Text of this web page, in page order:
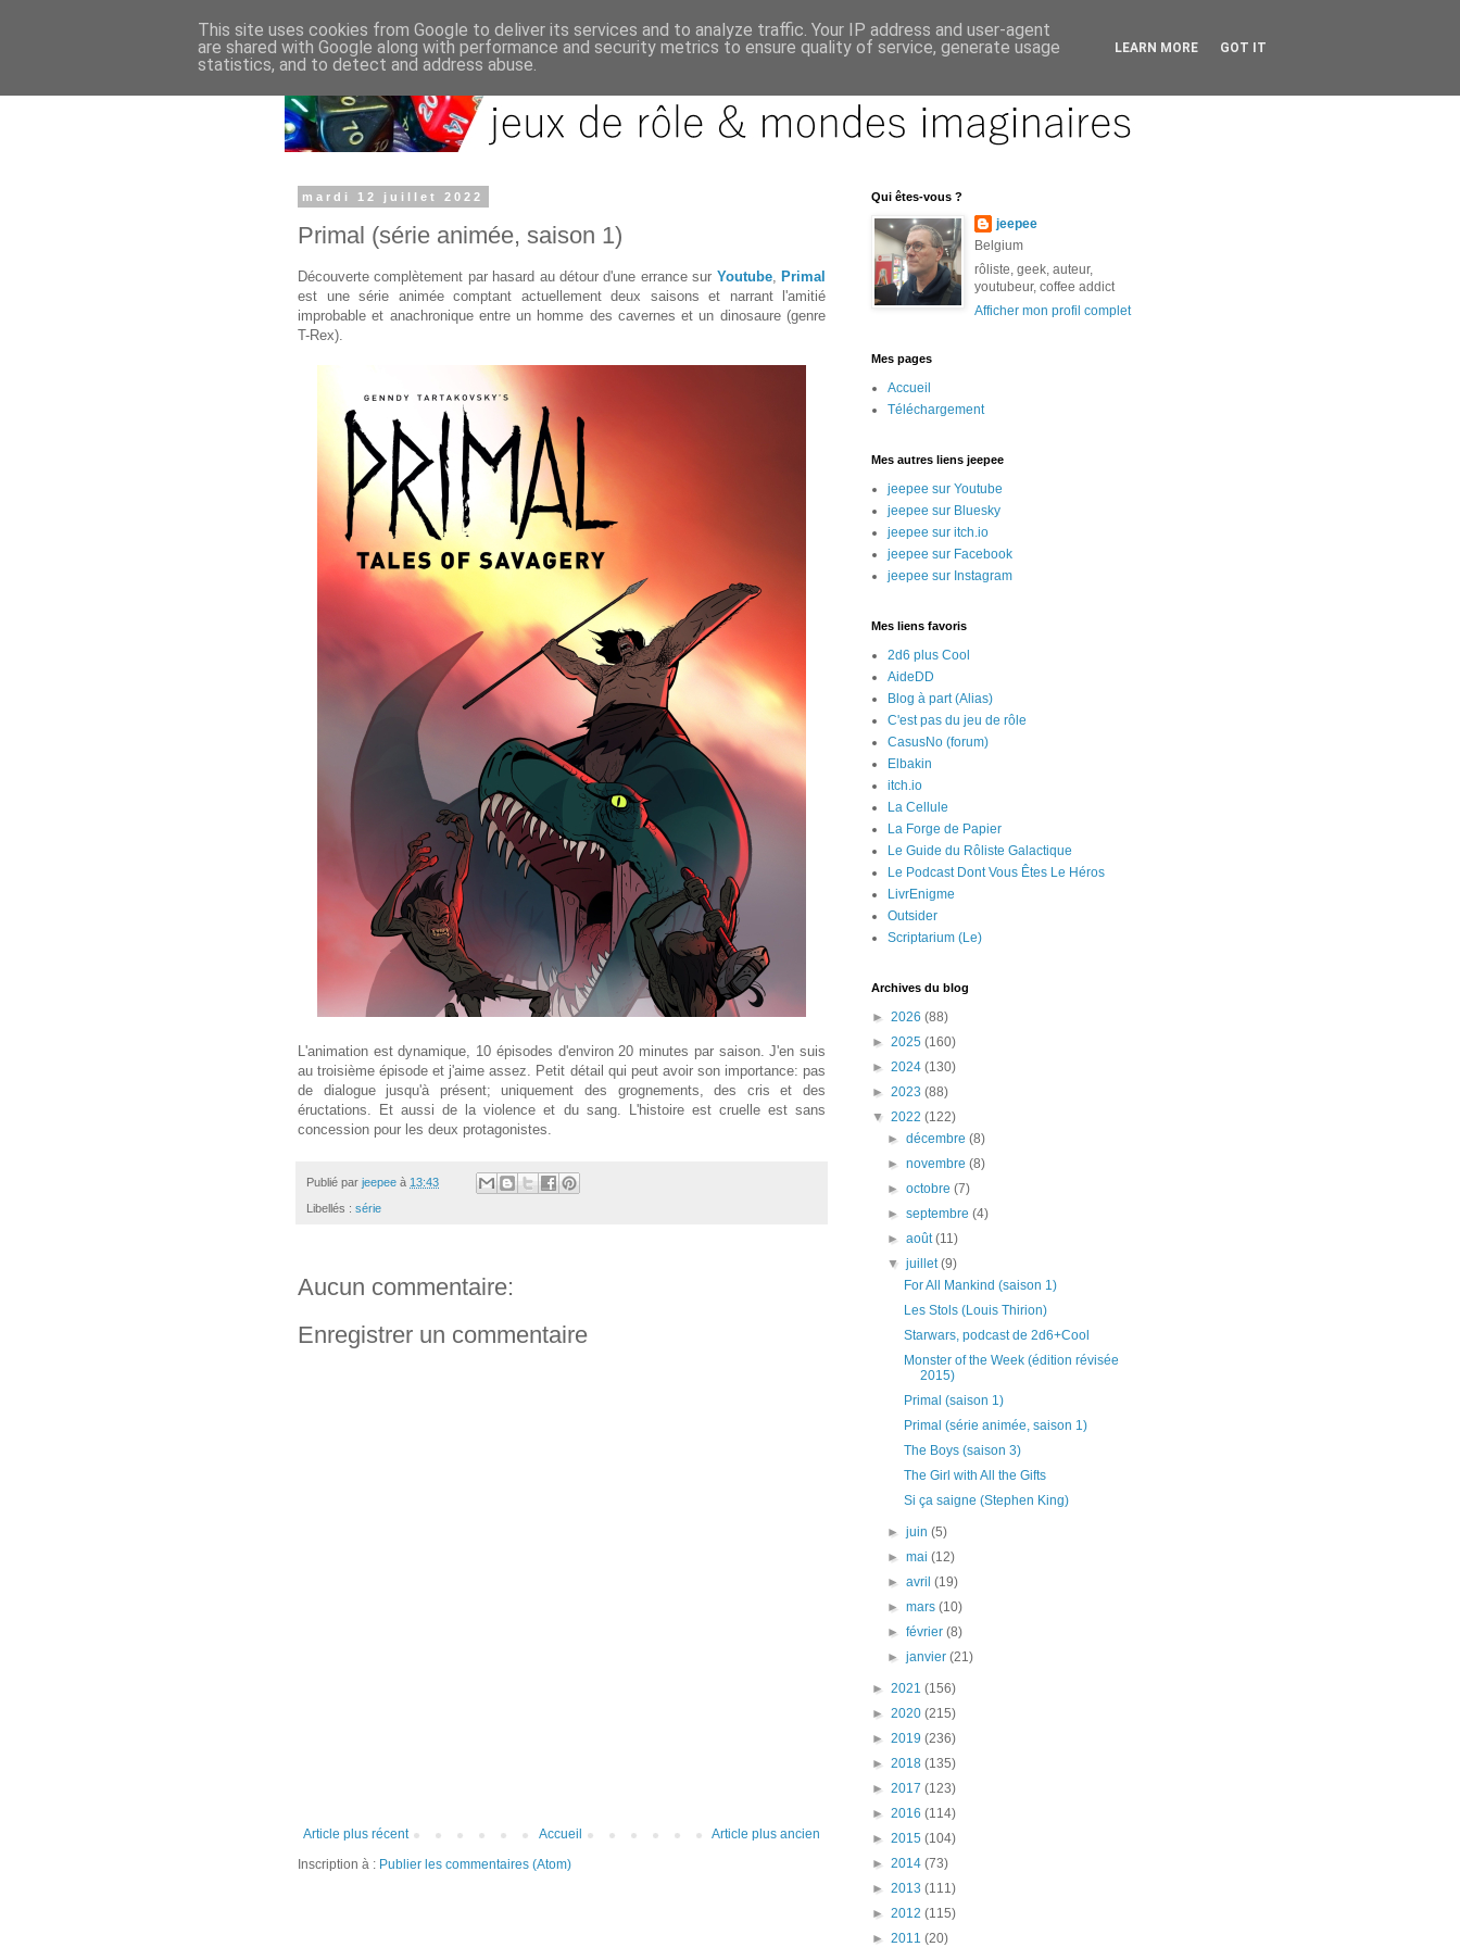
mardi 12 juillet 2022
Primal (série animée, saison 1)
Découverte complètement par hasard au détour d'une errance sur Youtube,Primal
est une série animée comptant actuellement deux saisons et narrant l'amitié
improbable et anachronique entre un homme des cavernes et un dinosaure (genre
T-Rex).
L'animation est dynamique, 10 épisodes d'environ 20 minutes par saison. J'en suis
au troisième épisode et j'aime assez. Petit détail qui peut avoir son importance: pas
de dialogue jusqu'à présent; uniquement des grognements, des cris et des
éructations. Et aussi de la violence et du sang. L'histoire est cruelle est sans
concession pour les deux protagonistes.
Publié par jeepee à 13:43
Libellés : série
Aucun commentaire:
Enregistrer un commentaire
Article plus récent Article plus ancien
Accueil
Inscription à : Publier les commentaires (Atom)
Qui êtes-vous ?
jeepee
Belgium
rôliste, geek, auteur,
youtubeur, coffee addict
Afficher mon profil complet
Mes pages
Accueil
Téléchargement
Mes autres liens jeepee
jeepee sur Youtube
jeepee sur Bluesky
jeepee sur itch.io
jeepee sur Facebook
jeepee sur Instagram
Mes liens favoris
2d6 plus Cool
AideDD
Blog à part (Alias)
C'est pas du jeu de rôle
CasusNo (forum)
Elbakin
itch.io
La Cellule
La Forge de Papier
Le Guide du Rôliste Galactique
Le Podcast Dont Vous Êtes Le Héros
LivrEnigme
Outsider
Scriptarium (Le)
Archives du blog
► 2026 (88)
► 2025 (160)
► 2024 (130)
► 2023 (88)
▼ 2022 (122)
►décembre(8)
►novembre(8)
►octobre(7)
►septembre(4)
►août(11)
▼juillet(9)
For All Mankind (saison 1)
Les Stols (Louis Thirion)
Starwars, podcast de 2d6+Cool
Monster of the Week (édition révisée
2015)
Primal (saison 1)
Primal (série animée, saison 1)
The Boys (saison 3)
The Girl with All the Gifts
Si ça saigne (Stephen King)
►juin(5)
►mai(12)
►avril(19)
►mars(10)
►février(8)
►janvier(21)
► 2021 (156)
► 2020 (215)
► 2019 (236)
► 2018 (135)
► 2017 (123)
► 2016 (114)
► 2015 (104)
► 2014 (73)
► 2013 (111)
► 2012 (115)
► 2011 (20)
This site uses cookies from Google to deliver its services and to analyze traffic. Your IP address and user-agent
are shared with Google along with performance and security metrics to ensure quality of service, generate usage
statistics, and to detect and address abuse.
LEARN MORE GOT IT